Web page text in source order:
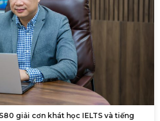
giải cơn khát học IELTS và tiếng